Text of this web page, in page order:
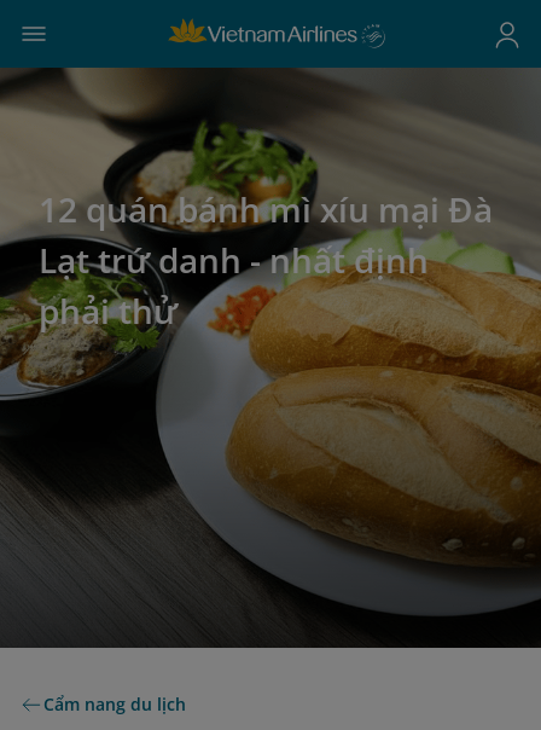
12 quán bánh mì xíu mại Đà
Lạt trứ danh - nhất định
phải thử
Cẩm nang du lịch